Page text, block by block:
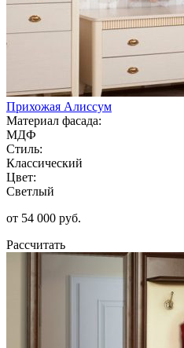
Прихожая Алиссум
Материал фасада:
МДФ
Стиль:
Классический
Цвет:
Светлый
от 54 000 руб.
Рассчитать